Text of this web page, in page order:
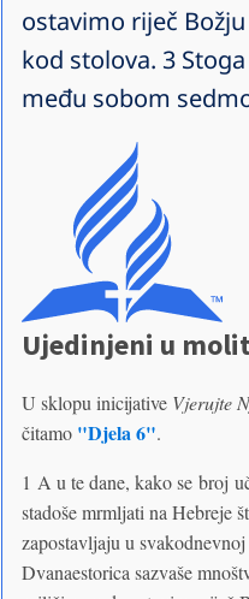
ostavimo riječ
kod stolova. 3
među sobom
Ujedinjeni u
U sklopu inicijative Vjerujte
čitamo "Djela 6".
1 A u te dane, kako se broj
stadoše mrmljati na Hebreje
zapostavljaju u
Dvanaestorica sazvaše